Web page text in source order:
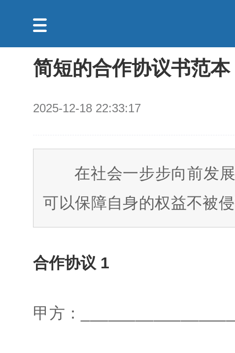

简短的合作协议书范本
2025-12-18 22:33:17
在社会一步步向前发
可以保障自身的权益不被
合作协议 1
甲方：